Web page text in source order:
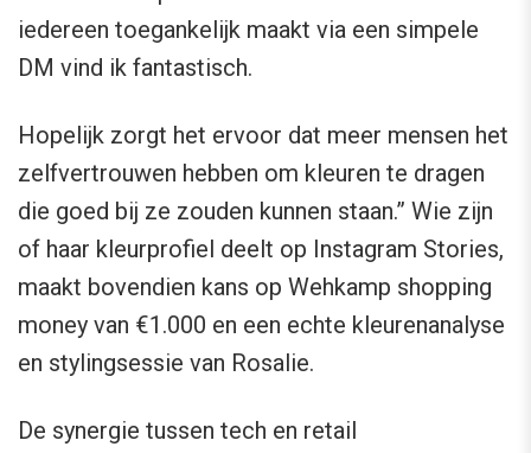
iedereen toegankelijk maakt via een simpele
DM vind ik fantastisch.
Hopelijk zorgt het ervoor dat meer mensen het
zelfvertrouwen hebben om kleuren te dragen
die goed bij ze zouden kunnen staan.” Wie zijn
of haar kleurprofiel deelt op Instagram Stories,
maakt bovendien kans op Wehkamp shopping
money van €1.000 en een echte kleurenanalyse
en stylingsessie van Rosalie.
De synergie tussen tech en retail